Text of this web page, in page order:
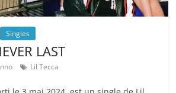
Singles
LAST
Lil Tecca